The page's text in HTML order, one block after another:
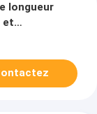
longueur
et
stéréo